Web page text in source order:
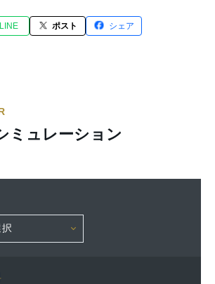
LINE ポスト シェア
ミュレーション